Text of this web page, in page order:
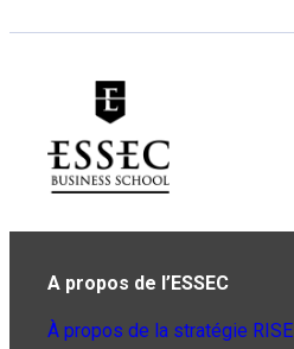
A propos de l’ESSEC
À propos de la stratégie RISE